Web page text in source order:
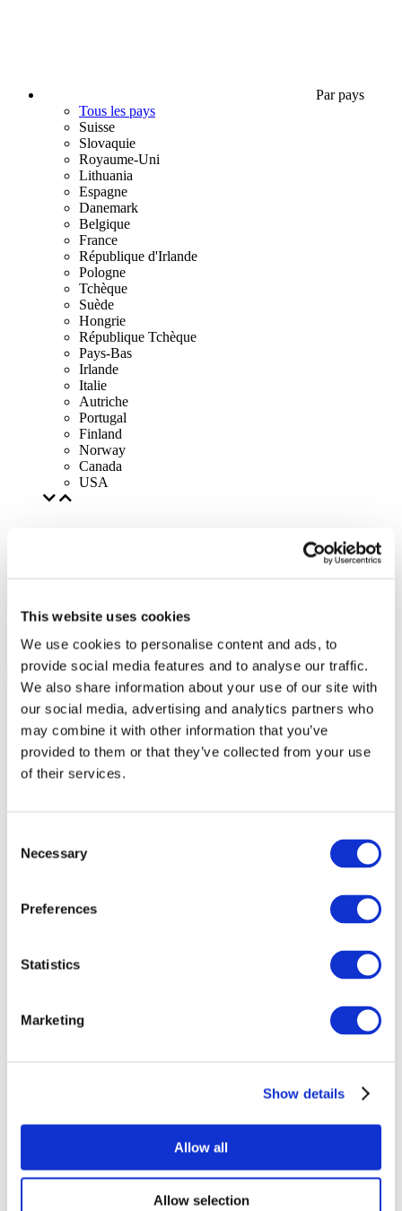
This website uses cookies
We use cookies to personalise content and ads, to
provide social media features and to analyse our traffic.
We also share information about your use of our site with
our social media, advertising and analytics partners who
may combine it with other information that you’ve
provided to them or that they’ve collected from your use
of their services.
Selection
Necessary
Preferences
Statistics
Marketing
Show details
Allow all
Allow selection
Par pays
Tous les pays
Suisse
Slovaquie
Royaume-Uni
Lithuania
Espagne
Danemark
Belgique
France
République d'Irlande
Pologne
Tchèque
Suède
Hongrie
République Tchèque
Pays-Bas
Irlande
Italie
Autriche
Portugal
Finland
Norway
Canada
USA
Événements
Concerts
Rock music